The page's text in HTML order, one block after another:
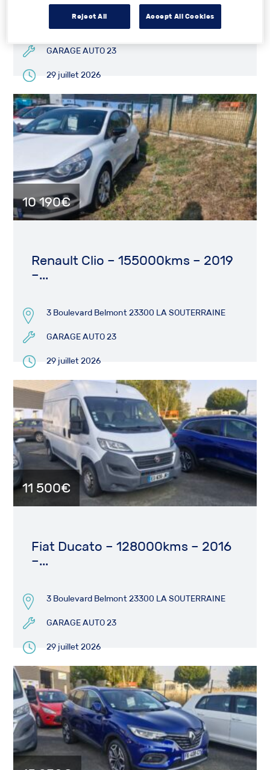
3 Boulevard Belmont 23300 LA SOUTERRAINE
GARAGE AUTO 23
29 juillet 2026
10 190€
Renault Clio – 155000kms – 2019
–...
3 Boulevard Belmont 23300 LA SOUTERRAINE
GARAGE AUTO 23
29 juillet 2026
11 500€
Fiat Ducato – 128000kms – 2016
–...
3 Boulevard Belmont 23300 LA SOUTERRAINE
GARAGE AUTO 23
29 juillet 2026
Reject All Accept All Cookies